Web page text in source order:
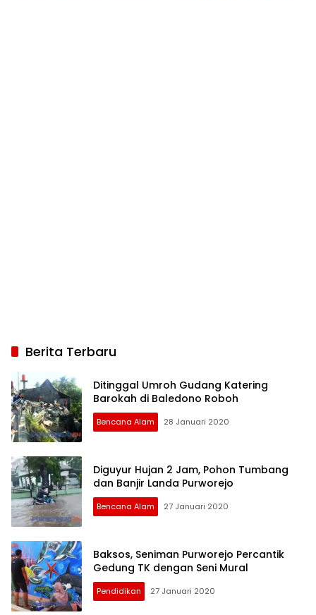
Berita Terbaru
Ditinggal Umroh Gudang Katering
Barokah di Baledono Roboh
Bencana Alam 28 Januari 2020
Diguyur Hujan 2 Jam, Pohon Tumbang
dan Banjir Landa Purworejo
Bencana Alam 27 Januari 2020
Baksos, Seniman Purworejo Percantik
Gedung TK dengan Seni Mural
Pendidikan 27 Januari 2020